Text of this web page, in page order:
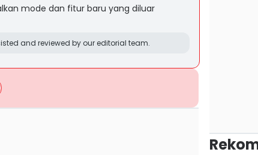
mode dan fitur baru yang diluar
and reviewed by our editorial team.